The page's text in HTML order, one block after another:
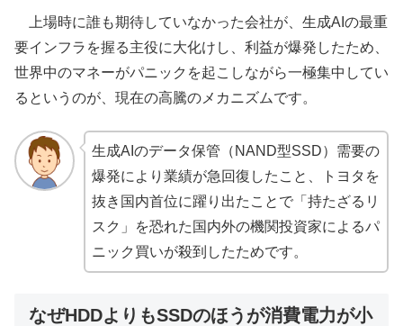
上場時に誰も期待していなかった会社が、生成AIの最重
要インフラを握る主役に大化けし、利益が爆発したため、
世界中のマネーがパニックを起こしながら一極集中してい
るというのが、現在の高騰のメカニズムです。
生成AIのデータ保管（NAND型SSD）需要の
爆発により業績が急回復したこと、トヨタを
抜き国内首位に躍り出たことで「持たざるリ
スク」を恐れた国内外の機関投資家によるパ
ニック買いが殺到したためです。
なぜHDDよりもSSDのほうが消費電力が小